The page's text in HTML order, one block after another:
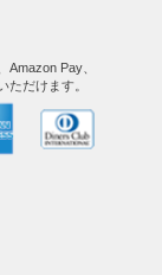
Pay、
ただけます。